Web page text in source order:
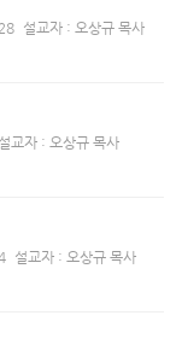
설교자 : 오상규 목사
설교자 : 오상규 목사
설교자 : 오상규 목사